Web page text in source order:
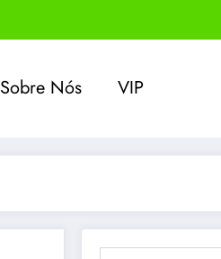
Sobre Nós VIP